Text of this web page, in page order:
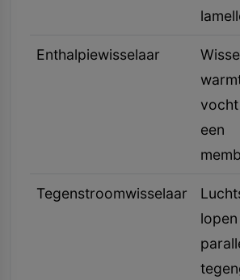
Enthalpiewisselaar
vocht
een
Tegenstroomwisselaar
lopen